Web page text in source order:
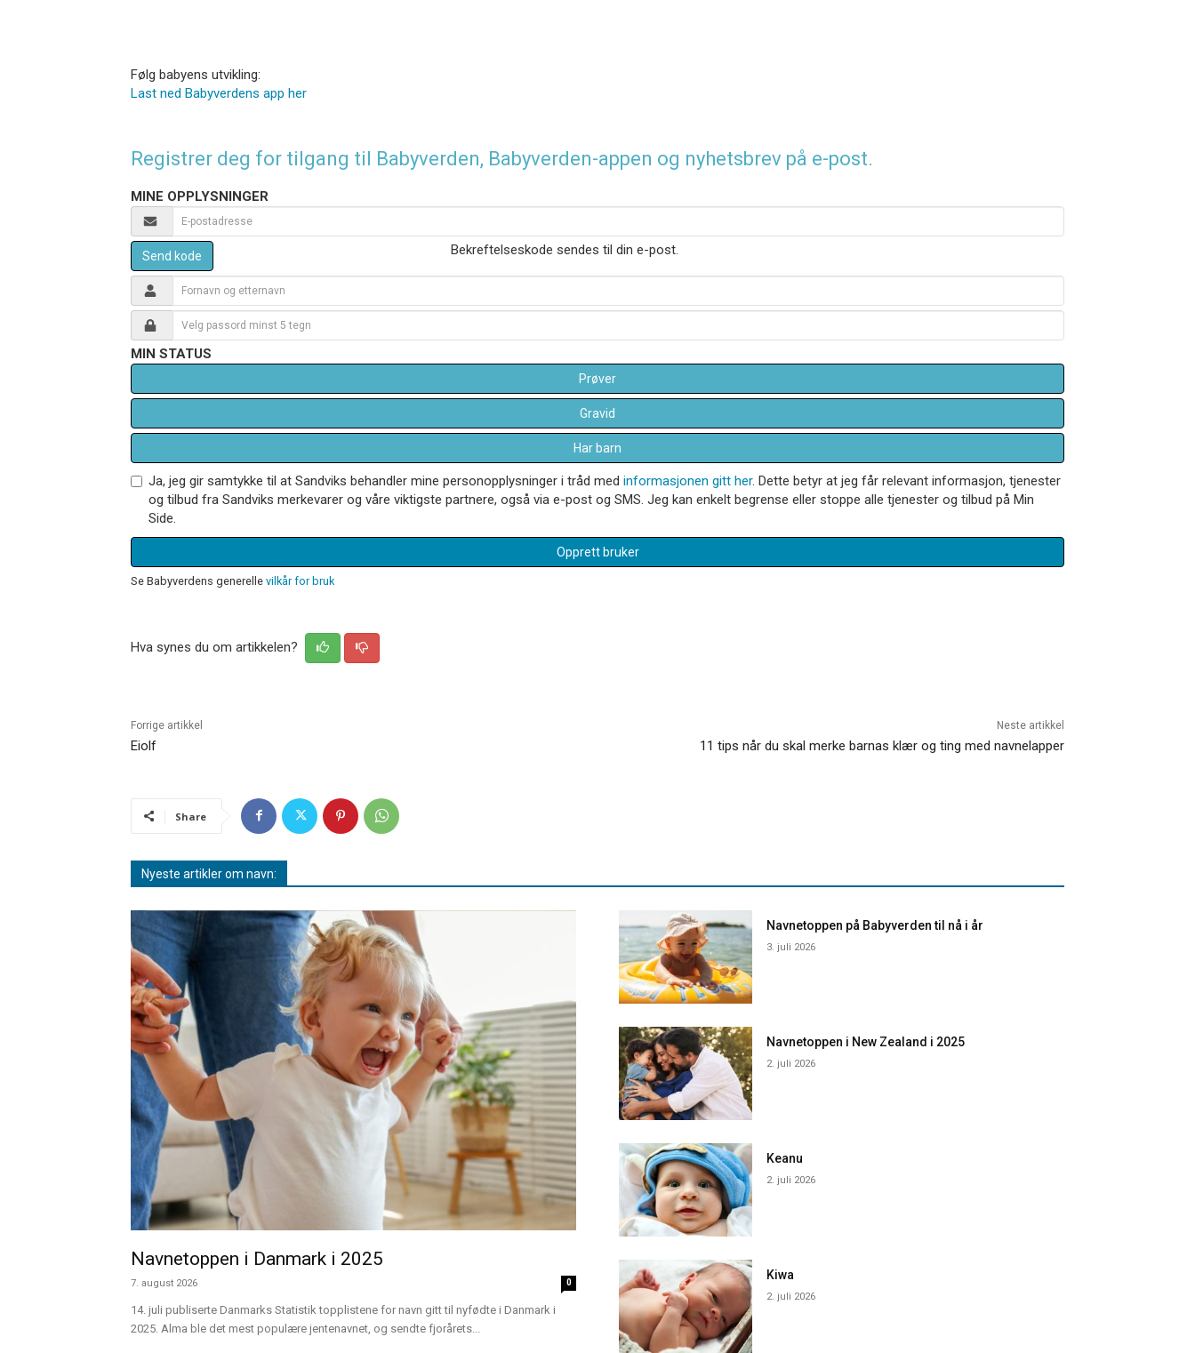
Følg babyens utvikling:
Last ned Babyverdens app her
Registrer deg for tilgang til Babyverden, Babyverden-appen og nyhetsbrev på e-post.
MINE OPPLYSNINGER
Send kode Bekreftelseskode sendes til din e-post.
MIN STATUS
Prøver
Gravid
Har barn
Ja, jeg gir samtykke til at Sandviks behandler mine personopplysninger i tråd med informasjonen gitt her. Dette betyr at jeg får relevant informasjon, tjenester
og tilbud fra Sandviks merkevarer og våre viktigste partnere, også via e-post og SMS. Jeg kan enkelt begrense eller stoppe alle tjenester og tilbud på Min
Side.
Opprett bruker
Se Babyverdens generelle vilkår for bruk
Hva synes du om artikkelen?
Forrige artikkel
Eiolf
Neste artikkel
11 tips når du skal merke barnas klær og ting med navnelapper
Share
Nyeste artikler om navn:
Navnetoppen i Danmark i 2025
7. august 2026 0
14. juli publiserte Danmarks Statistik topplistene for navn gitt til nyfødte i Danmark i
2025. Alma ble det mest populære jentenavnet, og sendte fjorårets...
Navnetoppen på Babyverden til nå i år
3. juli 2026
Navnetoppen i New Zealand i 2025
2. juli 2026
Keanu
2. juli 2026
Kiwa
2. juli 2026